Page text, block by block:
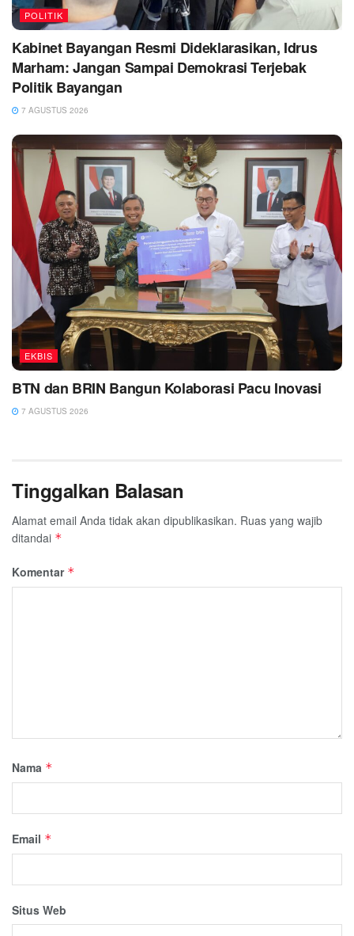
POLITIK
Kabinet Bayangan Resmi Dideklarasikan, Idrus
Marham: Jangan Sampai Demokrasi Terjebak
Politik Bayangan
7 AGUSTUS 2026
EKBIS
BTN dan BRIN Bangun Kolaborasi Pacu Inovasi
7 AGUSTUS 2026
Tinggalkan Balasan
Alamat email Anda tidak akan dipublikasikan. Ruas yang wajib
ditandai *
Komentar *
Nama *
Email *
Situs Web